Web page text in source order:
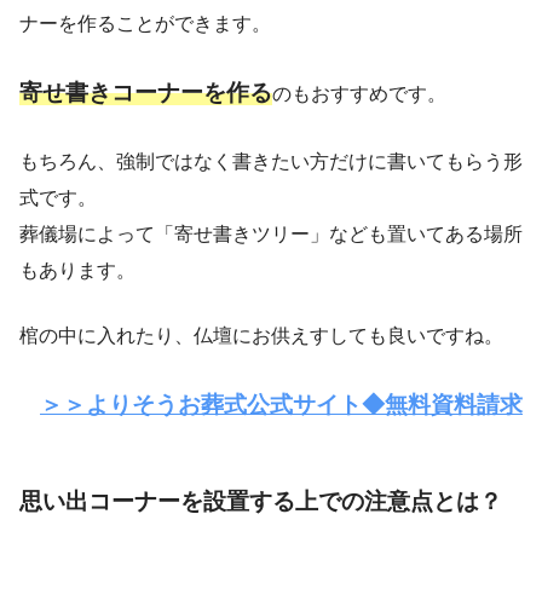
ナーを作ることができます。
寄せ書きコーナーを作るのもおすすめです。
もちろん、強制ではなく書きたい方だけに書いてもらう形
式です。
葬儀場によって「寄せ書きツリー」なども置いてある場所
もあります。
棺の中に入れたり、仏壇にお供えすしても良いですね。
＞＞よりそうお葬式公式サイト◆無料資料請求
思い出コーナーを設置する上での注意点とは？